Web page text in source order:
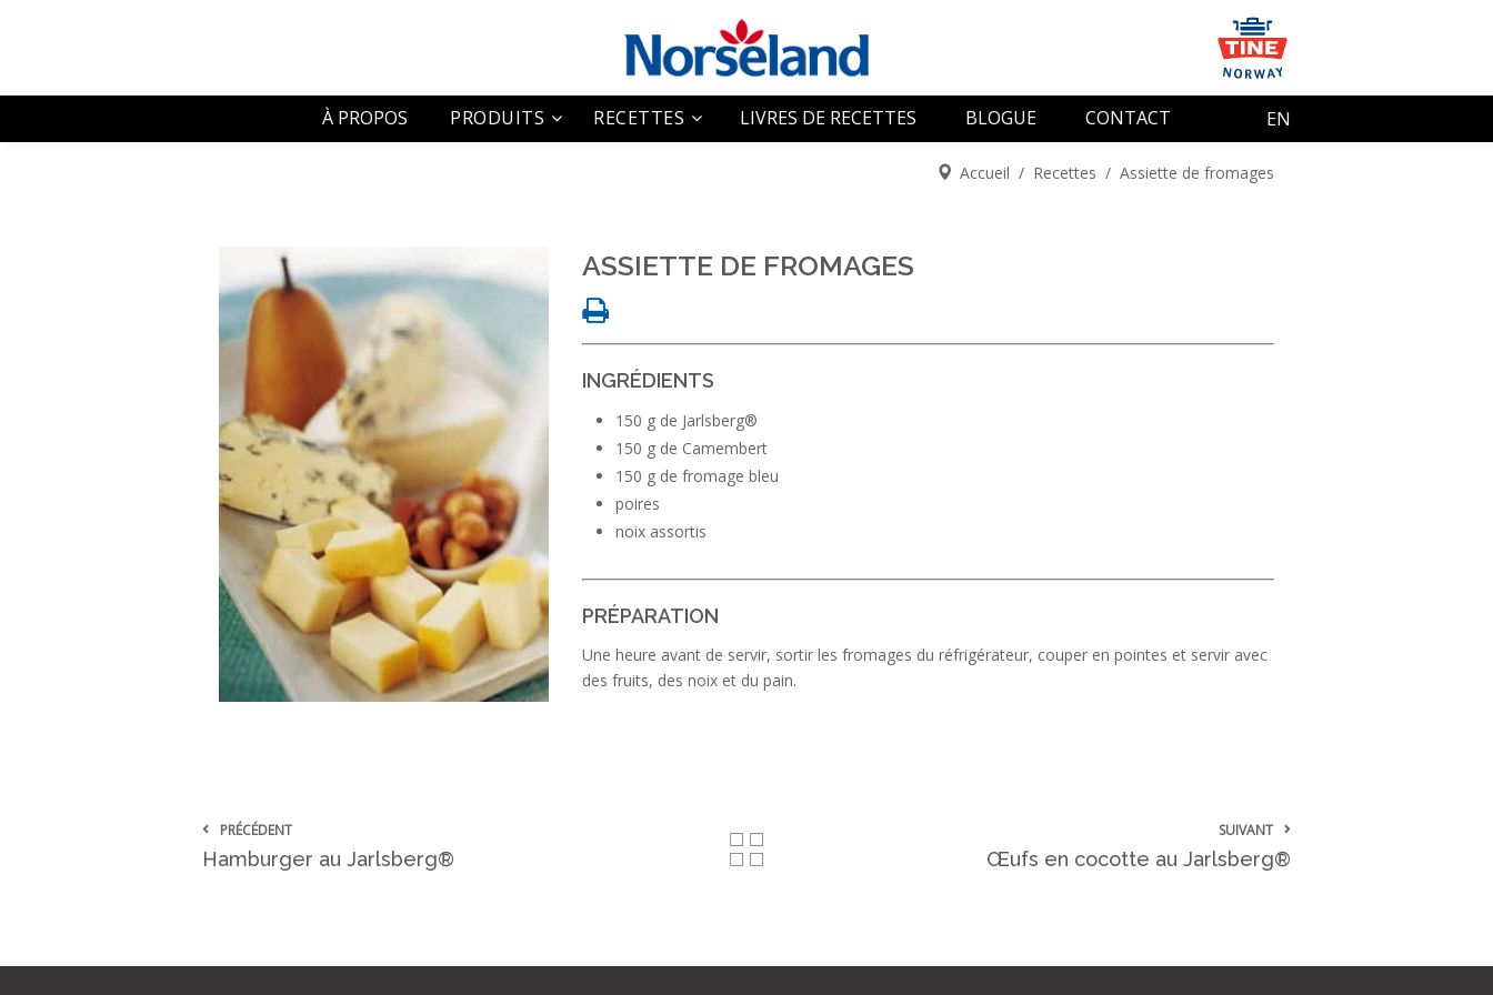
À PROPOS PRODUITS
Meule
Pain
Collation
RECETTES
Plats principaux
Desserts
Divers
LIVRES DE RECETTES BLOGUE CONTACT EN
Accueil / Recettes / Assiette de fromages
ASSIETTE DE FROMAGES
INGRÉDIENTS
150 g de Jarlsberg®
150 g de Camembert
150 g de fromage bleu
poires
noix assortis
PRÉPARATION
Une heure avant de servir, sortir les fromages du réfrigérateur, couper en pointes et servir avec
des fruits, des noix et du pain.
PRÉCÉDENT
Hamburger au Jarlsberg®
SUIVANT
Œufs en cocotte au Jarlsberg®